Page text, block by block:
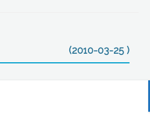
(2010-03-25 )